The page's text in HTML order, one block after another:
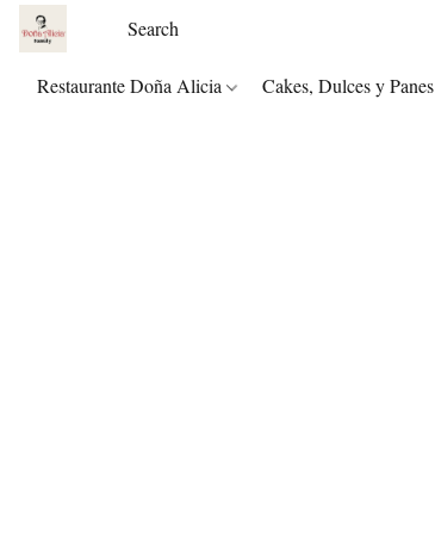
Restaurante Doña Alicia Cakes, Dulces y Panes